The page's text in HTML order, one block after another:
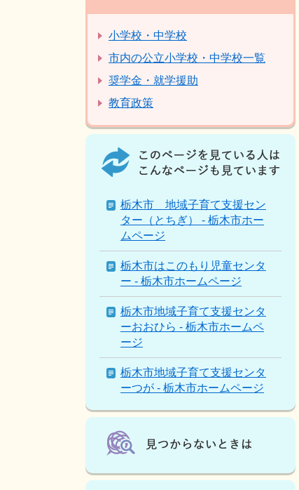
小学校・中学校
市内の公立小学校・中学校一覧
奨学金・就学援助
教育政策
こ
ジ
も
い
ま
栃木市 地域子育て支援セン
ター（とちぎ） - 栃木市ホー
ムページ
栃木市はこのもり児童センタ
ー - 栃木市ホームページ
栃木市地域子育て支援センタ
ーおおひら - 栃木市ホームペ
ージ
栃木市地域子育て支援センタ
ーつが - 栃木市ホームページ